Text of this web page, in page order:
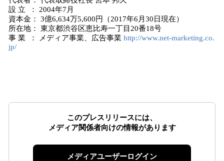
設 立 ： 2004年7月
資本金： 3億6,634万5,600円（2017年6月30日現在）
所在地： 東京都渋谷区恵比寿一丁目20番18号
事 業 ： メディア事業、広告事業 http://www.net-marketing.co.
jp/
このプレスリリースには、
メディア関係者向けの情報があります
メディアユーザーログイン